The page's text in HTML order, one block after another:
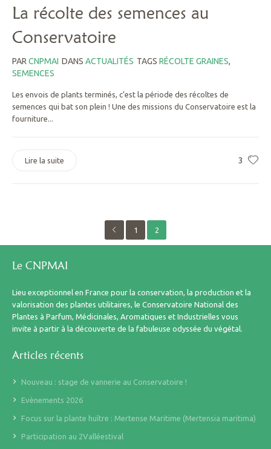
La récolte des semences au
Conservatoire
PAR CNPMAI DANS ACTUALITÉS TAGS RÉCOLTE GRAINES,
SEMENCES
Les envois de plants terminés, c’est la période des récoltes de
semences qui bat son plein ! Une des missions du Conservatoire est la
fourniture...
3
Lire la suite
1 2
Le CNPMAI
Lieu exceptionnel en France pour la conservation, la production et la
valorisation des plantes utilitaires, le Conservatoire National des
Plantes à Parfum, Médicinales, Aromatiques et Industrielles vous
invite à partir à la découverte de la fabuleuse odyssée du végétal.
Articles récents
Nouveau : stage de vannerie au Conservatoire !
Evènements 2026
Focus sur la plante huître : Mertense Maritime (Mertensia maritima)
Participation au 2Valléestival